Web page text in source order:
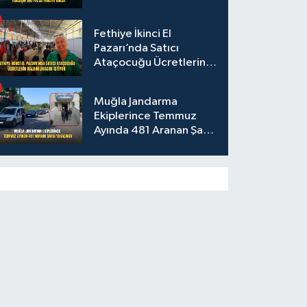
Fethiye İkinci El
Pazarı’nda Satıcı
Ataçocuğu Ücretlerin
Muğla Jandarma
Ekiplerince Temmuz
Ayında 481 Aranan Şahıs